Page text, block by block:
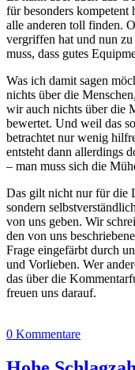
für besonders kompetent
alle anderen toll finden.
vergriffen hat und nun zu
muss, dass gutes
Was ich damit sagen
nichts über die
wir auch nichts über die
bewertet. Und weil das
betrachtet nur wenig
entsteht dann allerdings
– man muss sich die
Das gilt nicht nur für die
sondern
von uns geben. Wir
den von uns
Frage eingefärbt durch
und Vorlieben. Wer
das über die
freuen uns darauf.
0 Kommentare